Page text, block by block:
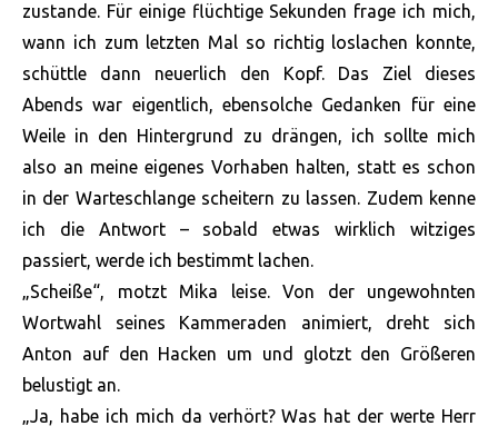
zustande. Für einige flüchtige Sekunden frage ich mich,
wann ich zum letzten Mal so richtig loslachen konnte,
schüttle dann neuerlich den Kopf. Das Ziel dieses
Abends war eigentlich, ebensolche Gedanken für eine
Weile in den Hintergrund zu drängen, ich sollte mich
also an meine eigenes Vorhaben halten, statt es schon
in der Warteschlange scheitern zu lassen. Zudem kenne
ich die Antwort – sobald etwas wirklich witziges
passiert, werde ich bestimmt lachen.
„Scheiße“, motzt Mika leise. Von der ungewohnten
Wortwahl seines Kammeraden animiert, dreht sich
Anton auf den Hacken um und glotzt den Größeren
belustigt an.
„Ja, habe ich mich da verhört? Was hat der werte Herr